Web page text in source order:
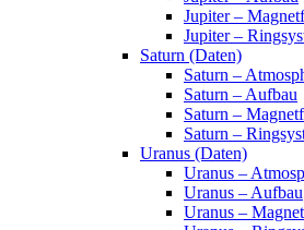
Jupiter –
Jupiter –
Saturn (Daten)
Saturn –
Saturn – Aufbau
Saturn –
Saturn –
Uranus (Daten)
Uranus –
Uranus – Aufbau
Uranus –